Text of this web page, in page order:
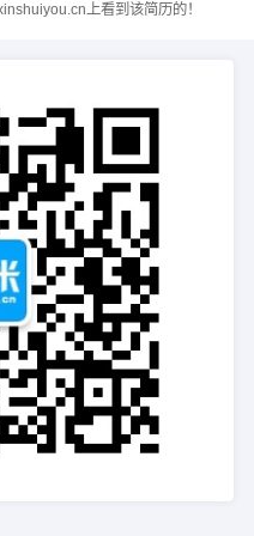
上看到该简历的！